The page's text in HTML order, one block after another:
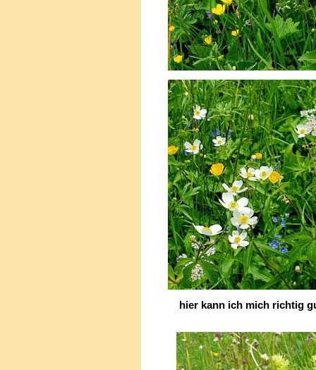
hier kann ich mich richtig